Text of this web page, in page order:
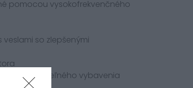
pomocou vysokofrekvenčného
veslami so zlepšenými
a voliteľného vybavenia